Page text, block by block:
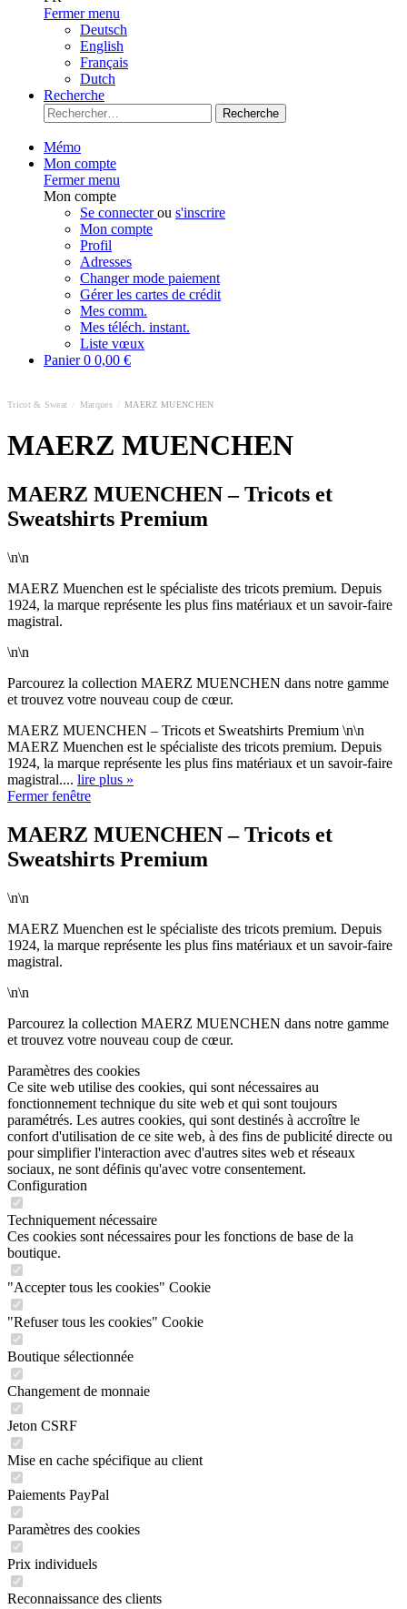
Fermer menu
Deutsch
English
Français
Dutch
Recherche
Recherche
Mémo
Mon compte
Fermer menu
Mon compte
Se connecterou s'inscrire
Mon compte
Profil
Adresses
Changer mode paiement
Gérer les cartes de crédit
Mes comm.
Mes téléch. instant.
Liste vœux
Panier0 0,00 €
Tricot & Sweat Marques MAERZ MUENCHEN
MAERZ MUENCHEN
MAERZ MUENCHEN – Tricots et
Sweatshirts Premium
\n\n
MAERZ Muenchen est le spécialiste des tricots premium. Depuis
1924, la marque représente les plus fins matériaux et un savoir-faire
magistral.
\n\n
Parcourez la collection MAERZ MUENCHEN dans notre gamme
et trouvez votre nouveau coup de cœur.
MAERZ MUENCHEN – Tricots et Sweatshirts Premium \n\n
MAERZ Muenchen est le spécialiste des tricots premium. Depuis
1924, la marque représente les plus fins matériaux et un savoir-faire
magistral.... lire plus »
Fermer fenêtre
MAERZ MUENCHEN – Tricots et
Sweatshirts Premium
\n\n
MAERZ Muenchen est le spécialiste des tricots premium. Depuis
1924, la marque représente les plus fins matériaux et un savoir-faire
magistral.
\n\n
Parcourez la collection MAERZ MUENCHEN dans notre gamme
et trouvez votre nouveau coup de cœur.
Paramètres des cookies
Ce site web utilise des cookies, qui sont nécessaires au
fonctionnement technique du site web et qui sont toujours
paramétrés. Les autres cookies, qui sont destinés à accroître le
confort d'utilisation de ce site web, à des fins de publicité directe ou
pour simplifier l'interaction avec d'autres sites web et réseaux
sociaux, ne sont définis qu'avec votre consentement.
Configuration
Techniquement nécessaire
Ces cookies sont nécessaires pour les fonctions de base de la
boutique.
"Accepter tous les cookies" Cookie
"Refuser tous les cookies" Cookie
Boutique sélectionnée
Changement de monnaie
Jeton CSRF
Mise en cache spécifique au client
Paiements PayPal
Paramètres des cookies
Prix individuels
Reconnaissance des clients